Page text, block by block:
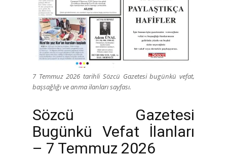
7 Temmuz 2026 tarihli Sözcü Gazetesi bugünkü vefat,
başsağlığı ve anma ilanları sayfası.
Sözcü Gazetesi
Bugünkü Vefat İlanları
– 7 Temmuz 2026